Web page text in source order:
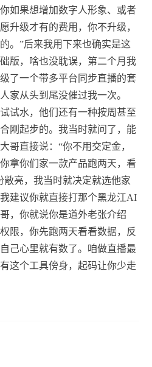
如果想增加数字人形象、或者
升级才有的费用，你不升级，
。”后来我用下来也确实是这
版，啥也没耽误，第二个月我
了一个带多平台同步直播的套
家从头到尾没催过我一次。
试水，他们还有一种按周甚至
刚起步的。我当时就问了，能
哥直接说：“你不用交定金，
拿你们家一款产品跑两天，看
敞亮，我当时就决定就选他家
建议你就直接打那个黑龙江AI
，你就说你是道外老张介绍
限，你先跑两天看看数据，反
己心里就有数了。咱做直播最
这个工具傍身，起码让你少走